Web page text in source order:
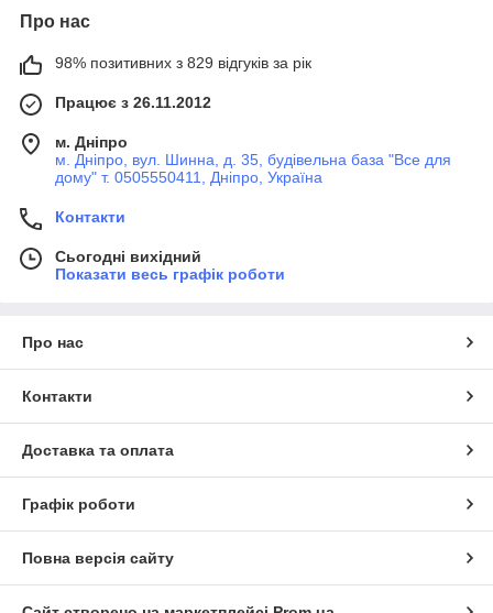
Про нас
98% позитивних з 829 відгуків за рік
Працює з 26.11.2012
м. Дніпро
м. Дніпро, вул. Шинна, д. 35, будівельна база "Все для
дому" т. 0505550411, Дніпро, Україна
Контакти
Сьогодні вихідний
Показати весь графік роботи
Про нас
Контакти
Доставка та оплата
Графік роботи
Повна версія сайту